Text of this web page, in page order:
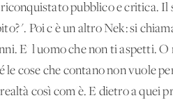
pubblico e critica. Il
Poi c'è un altro Nek: si
E' l'uomo che non ti aspetti.
le cose che contano non vuole
così com'è. E dietro a quei